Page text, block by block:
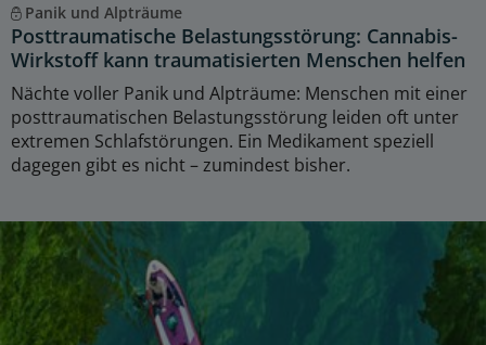
Panik und Alpträume
Posttraumatische Belastungsstörung: Cannabis-
Wirkstoff kann traumatisierten Menschen helfen
Nächte voller Panik und Alpträume: Menschen mit einer
posttraumatischen Belastungsstörung leiden oft unter
extremen Schlafstörungen. Ein Medikament speziell
dagegen gibt es nicht – zumindest bisher.